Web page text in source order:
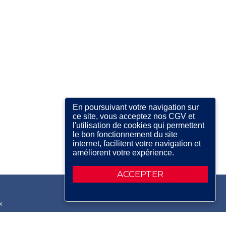
ACCEPTER
En poursuivant votre navigation sur
ce site, vous acceptez nos CGV et
l'utilisation de cookies qui permettent
le bon fonctionnement du site
internet, facilitent votre navigation et
améliorent votre expérience.